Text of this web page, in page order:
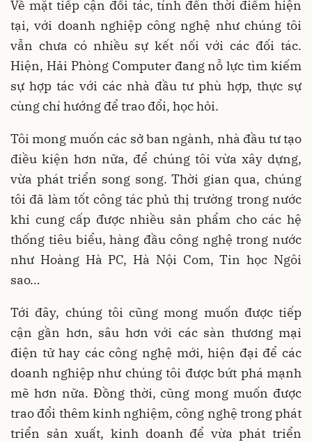
Về mặt tiếp cận đối tác, tính đến thời điểm hiện
tại, với doanh nghiệp công nghệ như chúng tôi
vẫn chưa có nhiều sự kết nối với các đối tác.
Hiện, Hải Phòng Computer đang nỗ lực tìm kiếm
sự hợp tác với các nhà đầu tư phù hợp, thực sự
cùng chí hướng để trao đổi, học hỏi.
Tôi mong muốn các sở ban ngành, nhà đầu tư tạo
điều kiện hơn nữa, để chúng tôi vừa xây dựng,
vừa phát triển song song. Thời gian qua, chúng
tôi đã làm tốt công tác phủ thị trường trong nước
khi cung cấp được nhiều sản phẩm cho các hệ
thống tiêu biểu, hàng đầu công nghệ trong nước
như Hoàng Hà PC, Hà Nội Com, Tin học Ngôi
sao…
Tới đây, chúng tôi cũng mong muốn được tiếp
cận gần hơn, sâu hơn với các sàn thương mại
điện tử hay các công nghệ mới, hiện đại để các
doanh nghiệp như chúng tôi được bứt phá mạnh
mẽ hơn nữa. Đồng thời, cũng mong muốn được
trao đổi thêm kinh nghiệm, công nghệ trong phát
triển sản xuất, kinh doanh để vừa phát triển